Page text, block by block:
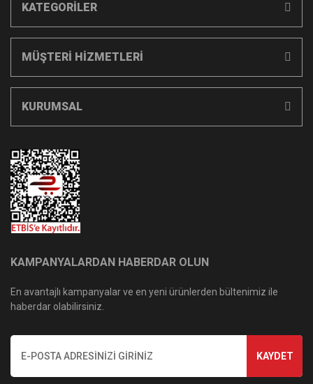
KATEGORİLER
MÜŞTERİ HİZMETLERİ
KURUMSAL
KAMPANYALARDAN HABERDAR OLUN
En avantajlı kampanyalar ve en yeni ürünlerden bültenimiz ile
haberdar olabilirsiniz.
KAYDET